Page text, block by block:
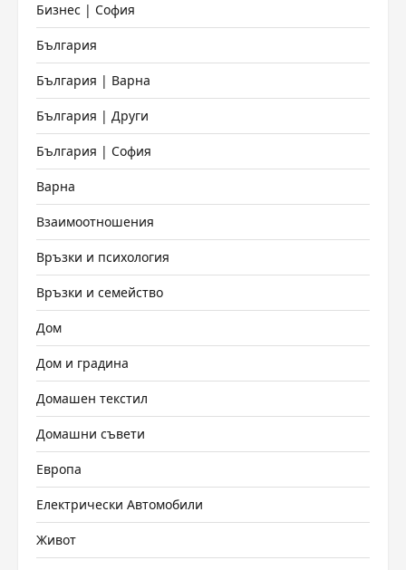
Бизнес | София
България
България | Варна
България | Други
България | София
Варна
Взаимоотношения
Връзки и психология
Връзки и семейство
Дом
Дом и градина
Домашен текстил
Домашни съвети
Европа
Електрически Автомобили
Живот